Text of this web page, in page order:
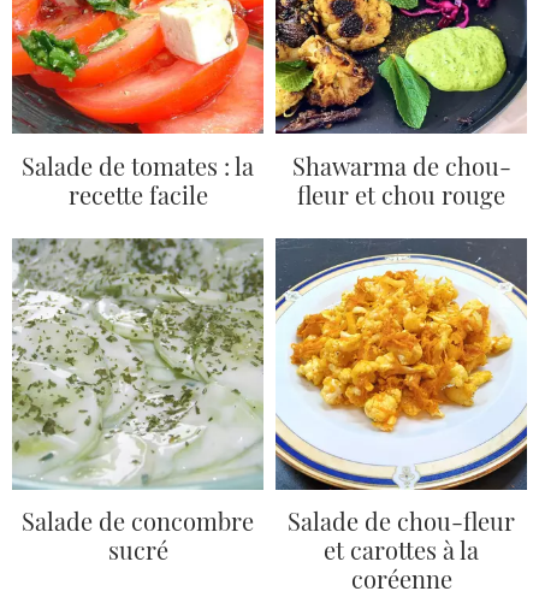
Salade de tomates : la
recette facile
Shawarma de chou-
fleur et chou rouge
Salade de concombre
sucré
Salade de chou-fleur
et carottes à la
coréenne